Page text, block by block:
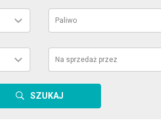
Paliwo
Na sprzedaż przez
SZUKAJ